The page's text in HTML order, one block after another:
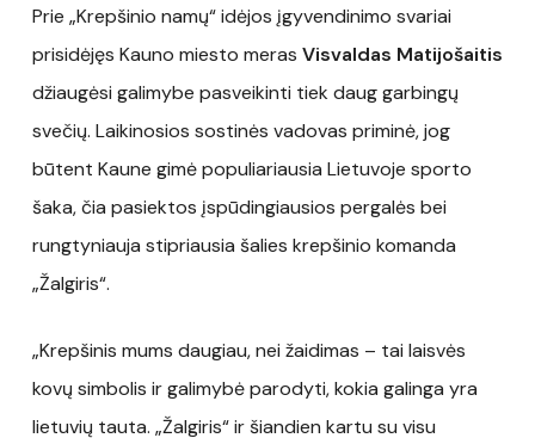
Prie „Krepšinio namų“ idėjos įgyvendinimo svariai
prisidėjęs Kauno miesto meras Visvaldas Matijošaitis
džiaugėsi galimybe pasveikinti tiek daug garbingų
svečių. Laikinosios sostinės vadovas priminė, jog
būtent Kaune gimė populiariausia Lietuvoje sporto
šaka, čia pasiektos įspūdingiausios pergalės bei
rungtyniauja stipriausia šalies krepšinio komanda
„Žalgiris“.
„Krepšinis mums daugiau, nei žaidimas – tai laisvės
kovų simbolis ir galimybė parodyti, kokia galinga yra
lietuvių tauta. „Žalgiris“ ir šiandien kartu su visu